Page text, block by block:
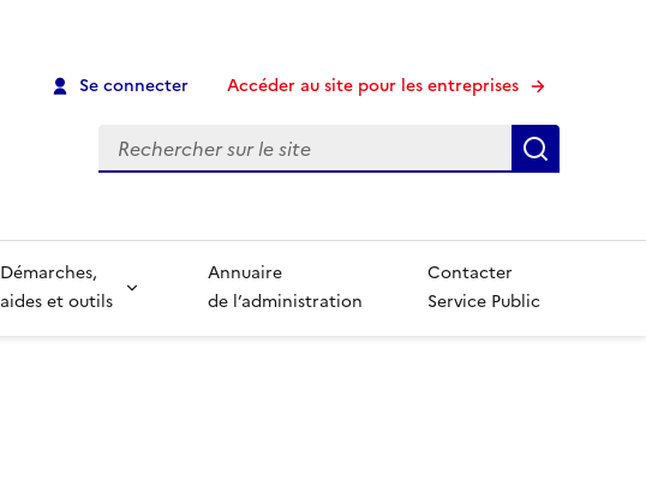
Se connecter Accéder au site pour les entreprises
Recherche
Démarches,
aides et outils
Annuaire
de l’administration
Contacter
Service Public